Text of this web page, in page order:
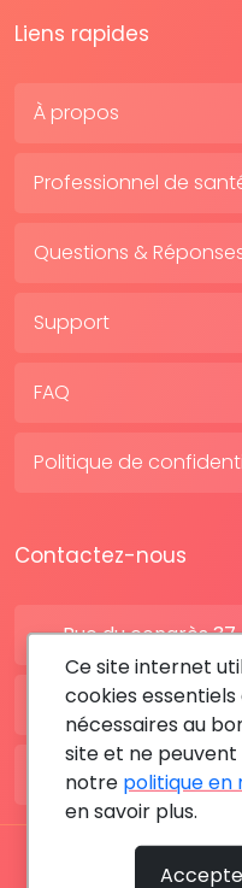
Liens rapides
À propos
Professionnel de
Questions &
Support
FAQ
Politique de
Contactez-nous
Rue du congrès 37
BE: +32 28080227
FR: +33 183642895
Tous les droits sont
Ce site internet
cookies
nécessaires au
site et ne peuvent
notre politique en
en savoir plus.